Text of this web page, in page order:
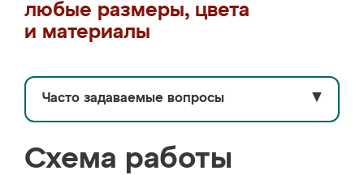
любые размеры, цвета
и материалы
Часто задаваемые вопросы ▼
Схема работы